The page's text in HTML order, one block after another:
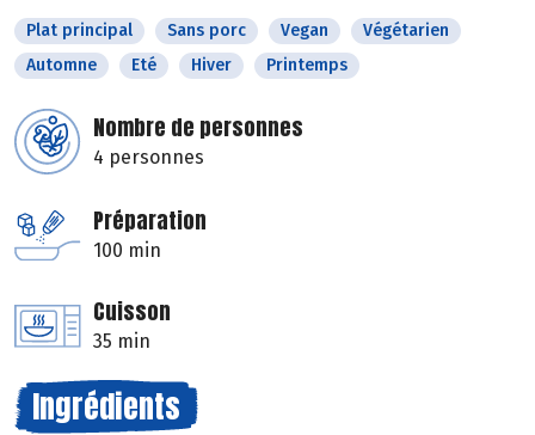
Plat principal Sans porc Vegan
Végétarien
Automne
Eté Hiver Printemps
Nombre de personnes
4 personnes
Préparation
100 min
Cuisson
35 min
Ingrédients